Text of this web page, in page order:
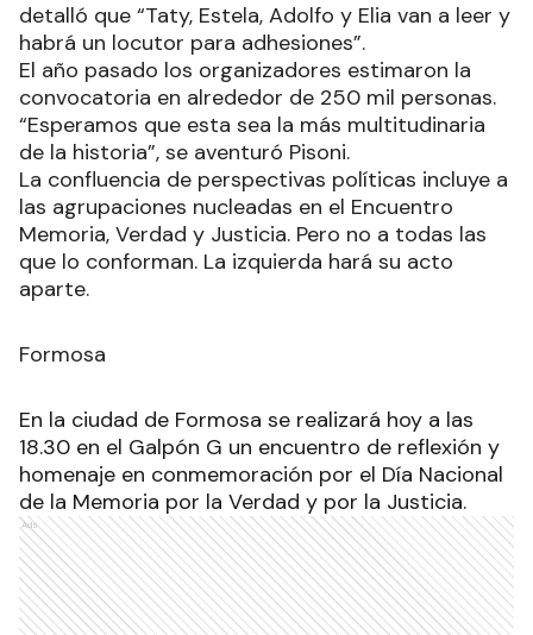
detalló que “Taty, Estela, Adolfo y Elia van a leer y
habrá un locutor para adhesiones”.
El año pasado los organizadores estimaron la
convocatoria en alrededor de 250 mil personas.
“Esperamos que esta sea la más multitudinaria
de la historia”, se aventuró Pisoni.
La confluencia de perspectivas políticas incluye a
las agrupaciones nucleadas en el Encuentro
Memoria, Verdad y Justicia. Pero no a todas las
que lo conforman. La izquierda hará su acto
aparte.
Formosa
En la ciudad de Formosa se realizará hoy a las
18.30 en el Galpón G un encuentro de reflexión y
homenaje en conmemoración por el Día Nacional
de la Memoria por la Verdad y por la Justicia.
Ads